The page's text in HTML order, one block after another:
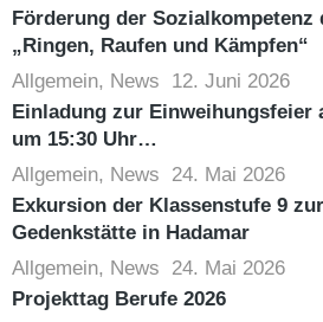
Förderung der Sozialkompetenz
„Ringen, Raufen und Kämpfen“
Allgemein, News
12. Juni 2026
Einladung zur Einweihungsfeier
um 15:30 Uhr…
Allgemein, News
24. Mai 2026
Exkursion der Klassenstufe 9 zur
Gedenkstätte in Hadamar
Allgemein, News
24. Mai 2026
Projekttag Berufe 2026